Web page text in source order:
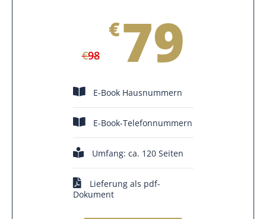
€98
€79
E-Book Hausnummern
E-Book-Telefonnummern
Umfang: ca. 120 Seiten
Lieferung als pdf-
Dokument